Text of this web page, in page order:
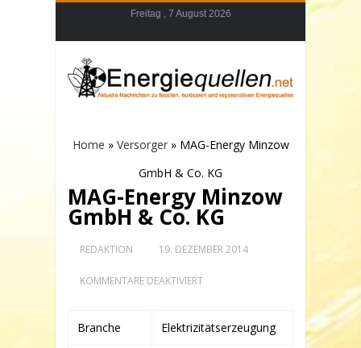
Freitag , 7 August 2026
Home » Versorger» MAG-Energy Minzow
GmbH & Co. KG
MAG-Energy Minzow
GmbH & Co. KG
REDAKTION 19. DEZEMBER 2014
KOMMENTARE DEAKTIVIERTFÜR
GMBH
Branche Elektrizitätserzeugung